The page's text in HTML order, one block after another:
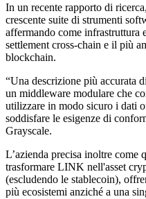
In un recente rapporto di
crescente suite di strumenti
affermando come infrastruttura
settlement cross-chain e il più
blockchain.
“Una descrizione più accurata
un middleware modulare che
utilizzare in modo sicuro i dati
soddisfare le esigenze di
Grayscale.
L’azienda precisa inoltre come
trasformare LINK nell'asset
(escludendo le stablecoin),
più ecosistemi anziché a una